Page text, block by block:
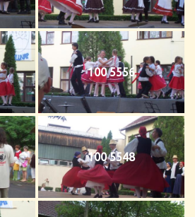
100 5556
100 5548